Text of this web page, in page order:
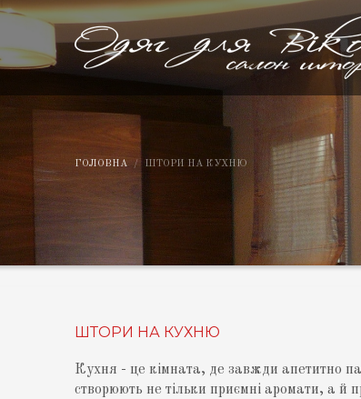
ГОЛОВНА ШТОРИ НА КУХНЮ
ШТОРИ НА КУХНЮ
Кухня - це кімната, де завжди апетитно
створюють не тільки приємні аромати, а й